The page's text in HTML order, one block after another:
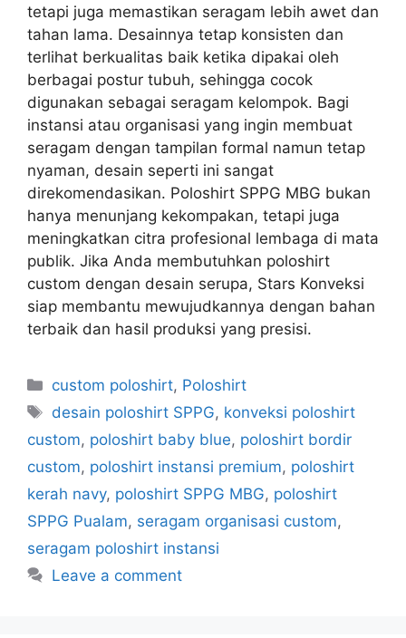
tetapi juga memastikan seragam lebih awet dan
tahan lama. Desainnya tetap konsisten dan
terlihat berkualitas baik ketika dipakai oleh
berbagai postur tubuh, sehingga cocok
digunakan sebagai seragam kelompok. Bagi
instansi atau organisasi yang ingin membuat
seragam dengan tampilan formal namun tetap
nyaman, desain seperti ini sangat
direkomendasikan. Poloshirt SPPG MBG bukan
hanya menunjang kekompakan, tetapi juga
meningkatkan citra profesional lembaga di mata
publik. Jika Anda membutuhkan poloshirt
custom dengan desain serupa, Stars Konveksi
siap membantu mewujudkannya dengan bahan
terbaik dan hasil produksi yang presisi.
custom poloshirt, Poloshirt
desain poloshirt SPPG, konveksi poloshirt
custom, poloshirt baby blue, poloshirt bordir
custom, poloshirt instansi premium, poloshirt
kerah navy, poloshirt SPPG MBG, poloshirt
SPPG Pualam, seragam organisasi custom,
seragam poloshirt instansi
Leave a comment